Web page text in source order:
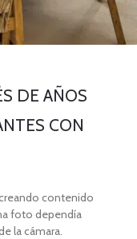
DE AÑOS
CON
contenido
foto dependía
la cámara.